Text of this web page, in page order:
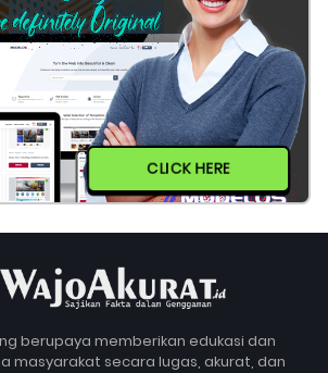
CLICK HERE
berupaya memberikan edukasi dan
masyarakat secara lugas, akurat, dan